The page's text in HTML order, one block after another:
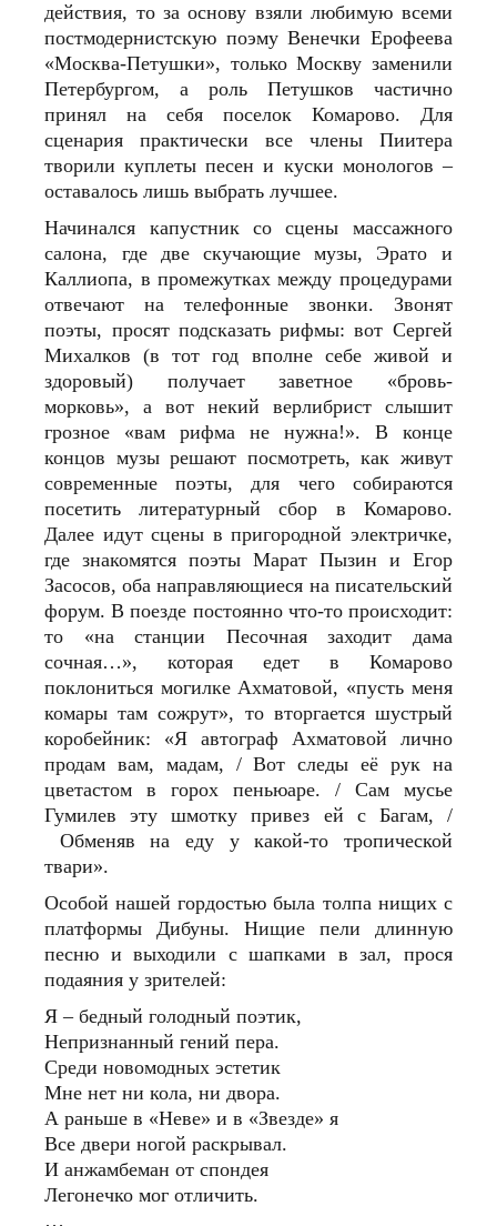
действия, то за основу взяли любимую всеми
постмодернистскую поэму Венечки Ерофеева
«Москва-Петушки», только Москву заменили
Петербургом, а роль Петушков частично
принял на себя поселок Комарово. Для
сценария практически все члены Пиитера
творили куплеты песен и куски монологов –
оставалось лишь выбрать лучшее.
Начинался капустник со сцены массажного
салона, где две скучающие музы, Эрато и
Каллиопа, в промежутках между процедурами
отвечают на телефонные звонки. Звонят
поэты, просят подсказать рифмы: вот Сергей
Михалков (в тот год вполне себе живой и
здоровый) получает заветное «бровь-
морковь», а вот некий верлибрист слышит
грозное «вам рифма не нужна!». В конце
концов музы решают посмотреть, как живут
современные поэты, для чего собираются
посетить литературный сбор в Комарово.
Далее идут сцены в пригородной электричке,
где знакомятся поэты Марат Пызин и Егор
Засосов, оба направляющиеся на писательский
форум. В поезде постоянно что-то происходит:
то «на станции Песочная заходит дама
сочная…», которая едет в Комарово
поклониться могилке Ахматовой, «пусть меня
комары там сожрут», то вторгается шустрый
коробейник: «Я автограф Ахматовой лично
продам вам, мадам, / Вот следы её рук на
цветастом в горох пеньюаре. / Сам мусье
Гумилев эту шмотку привез ей с Багам, /
Обменяв на еду у какой-то тропической
твари».
Особой нашей гордостью была толпа нищих с
платформы Дибуны. Нищие пели длинную
песню и выходили с шапками в зал, прося
подаяния у зрителей:
Я – бедный голодный поэтик,
Непризнанный гений пера.
Среди новомодных эстетик
Мне нет ни кола, ни двора.
А раньше в «Неве» и в «Звезде» я
Все двери ногой раскрывал.
И анжамбеман от спондея
Легонечко мог отличить.
…